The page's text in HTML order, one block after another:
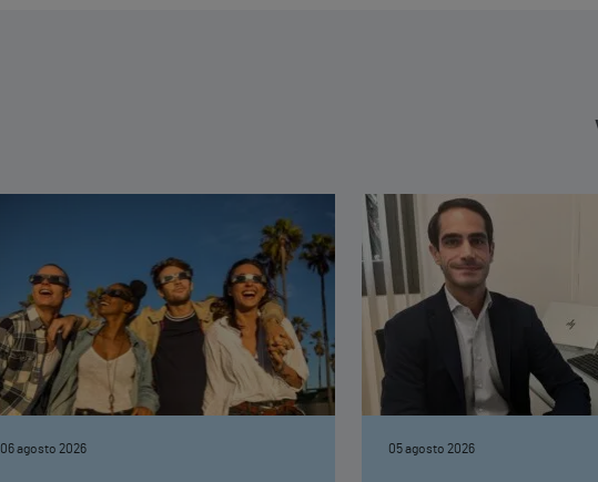
06 agosto 2026 05 agosto 2026